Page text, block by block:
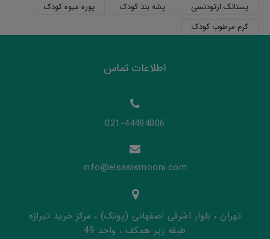
پستانک ارتودنسی
پشه بند کودک
پوره میوه کودک
کرم مرطوب کودک
اطلاعات تماس
021-44494006
info@elsasismooni.com
تهران ، بلوار اشرفی اصفهانی (پونک) ، مرکز خرید تیراژه
طبقه زیر همکف ، واحد 49